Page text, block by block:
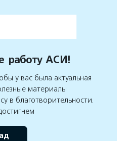
работу АСИ!
у вас была актуальная
материалы
в благотворительности.